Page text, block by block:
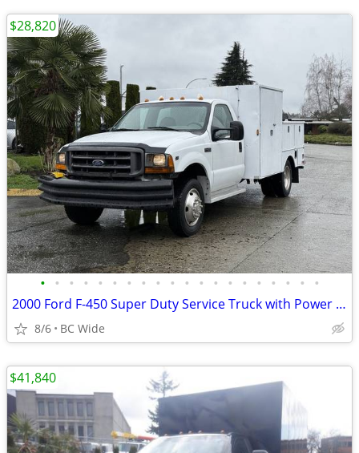
• • • • • • • • • • • • • • • • • • • •
2000 Ford F-450 Super Duty Service Truck with Power Tailgate
8/6 BC Wide
$28,820
$41,840